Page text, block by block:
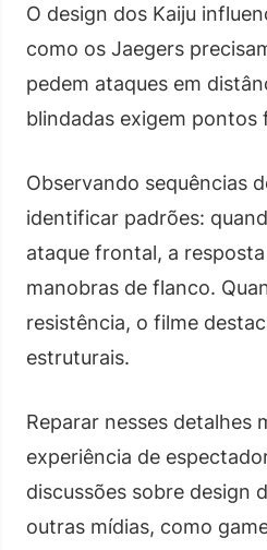
O design dos Kaiju
como os Jaegers
pedem ataques em
blindadas exigem pontos
Observando sequências
identificar padrões:
ataque frontal, a
manobras de flanco.
resistência, o filme
estruturais.
Reparar nesses detalhes
experiência de
discussões sobre design
outras mídias, como